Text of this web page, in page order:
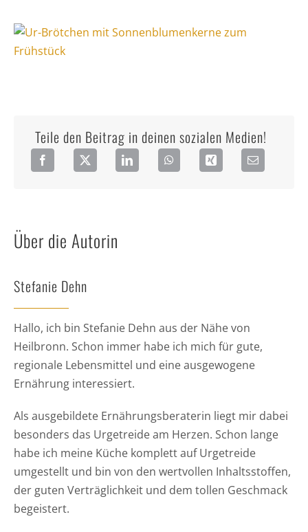
Teile den Beitrag in deinen sozialen Medien!
Über die Autorin
Stefanie Dehn
Hallo, ich bin Stefanie Dehn aus der Nähe von
Heilbronn. Schon immer habe ich mich für gute,
regionale Lebensmittel und eine ausgewogene
Ernährung interessiert.
Als ausgebildete Ernährungsberaterin liegt mir dabei
besonders das Urgetreide am Herzen. Schon lange
habe ich meine Küche komplett auf Urgetreide
umgestellt und bin von den wertvollen Inhaltsstoffen,
der guten Verträglichkeit und dem tollen Geschmack
begeistert.